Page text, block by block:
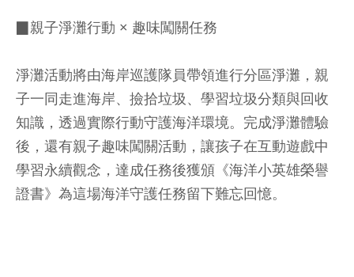
▉親子淨灘行動 × 趣味闖關任務
淨灘活動將由海岸巡護隊員帶領進行分區淨灘，親
子一同走進海岸、撿拾垃圾、學習垃圾分類與回收
知識，透過實際行動守護海洋環境。完成淨灘體驗
後，還有親子趣味闖關活動，讓孩子在互動遊戲中
學習永續觀念，達成任務後獲頒《海洋小英雄榮譽
證書》為這場海洋守護任務留下難忘回憶。